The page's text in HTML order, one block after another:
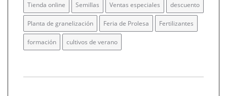
Tienda online Semillas Ventas especiales descuento
Planta de granelización Feria de Prolesa Fertilizantes
formación cultivos de verano